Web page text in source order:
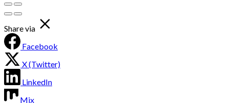
Share via
Facebook
X (Twitter)
LinkedIn
Mix